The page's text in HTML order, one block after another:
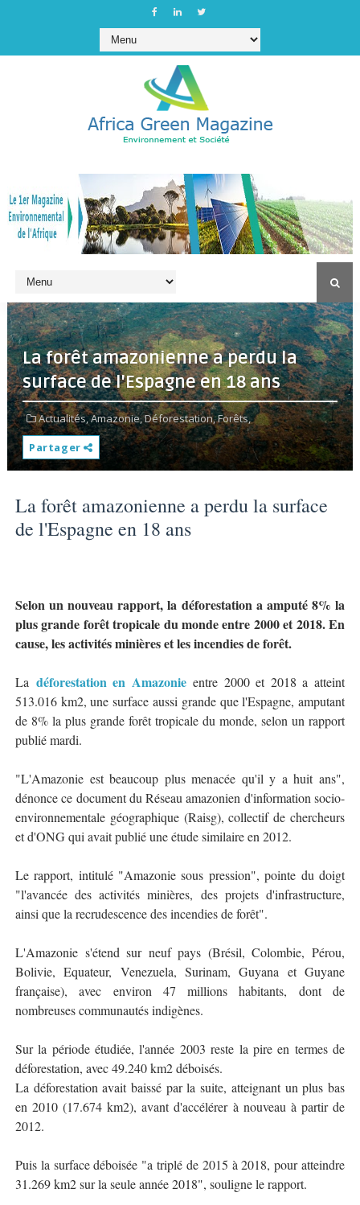
La forêt amazonienne a perdu la
surface de l'Espagne en 18 ans
Actualités,Amazonie,Déforestation,Forêts,
Partager
La forêt amazonienne a perdu la surface
de l'Espagne en 18 ans
Selon un nouveau rapport, la déforestation a amputé 8% la
plus grande forêt tropicale du monde entre 2000 et 2018. En
cause, les activités minières et les incendies de forêt.
La déforestation en Amazonieentre 2000 et 2018 a atteint
513.016 km2, une surface aussi grande que l'Espagne, amputant
de 8% la plus grande forêt tropicale du monde, selon un rapport
publié mardi.
"L'Amazonie est beaucoup plus menacée qu'il y a huit ans",
dénonce ce document du Réseau amazonien d'information socio-
environnementale géographique (Raisg), collectif de chercheurs
et d'ONG qui avait publié une étude similaire en 2012.
Le rapport, intitulé "Amazonie sous pression", pointe du doigt
"l'avancée des activités minières, des projets d'infrastructure,
ainsi que la recrudescence des incendies de forêt".
L'Amazonie s'étend sur neuf pays (Brésil, Colombie, Pérou,
Bolivie, Equateur, Venezuela, Surinam, Guyana et Guyane
française), avec environ 47 millions habitants, dont de
nombreuses communautés indigènes.
Sur la période étudiée, l'année 2003 reste la pire en termes de
déforestation, avec 49.240 km2 déboisés.
La déforestation avait baissé par la suite, atteignant un plus bas
en 2010 (17.674 km2), avant d'accélérer à nouveau à partir de
2012.
Puis la surface déboisée "a triplé de 2015 à 2018, pour atteindre
31.269 km2 sur la seule année 2018", souligne le rapport.